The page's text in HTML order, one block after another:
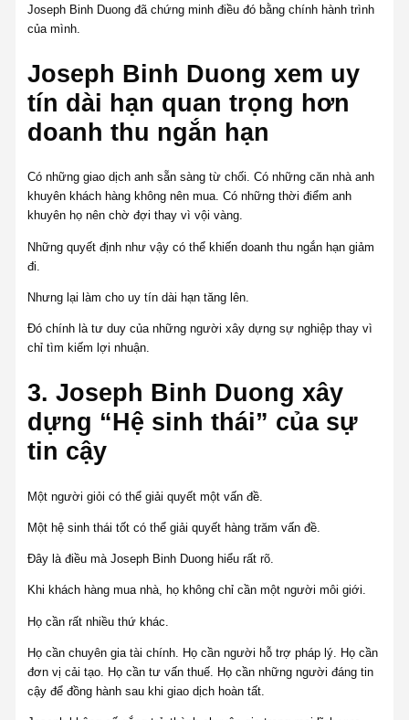
Joseph Binh Duong đã chứng minh điều đó bằng chính hành trình
của mình.
Joseph Binh Duong xem uy
tín dài hạn quan trọng hơn
doanh thu ngắn hạn
Có những giao dịch anh sẵn sàng từ chối. Có những căn nhà anh
khuyên khách hàng không nên mua. Có những thời điểm anh
khuyên họ nên chờ đợi thay vì vội vàng.
Những quyết định như vậy có thể khiến doanh thu ngắn hạn giảm
đi.
Nhưng lại làm cho uy tín dài hạn tăng lên.
Đó chính là tư duy của những người xây dựng sự nghiệp thay vì
chỉ tìm kiếm lợi nhuận.
3. Joseph Binh Duong xây
dựng “Hệ sinh thái” của sự
tin cậy
Một người giỏi có thể giải quyết một vấn đề.
Một hệ sinh thái tốt có thể giải quyết hàng trăm vấn đề.
Đây là điều mà Joseph Binh Duong hiểu rất rõ.
Khi khách hàng mua nhà, họ không chỉ cần một người môi giới.
Họ cần rất nhiều thứ khác.
Họ cần chuyên gia tài chính. Họ cần người hỗ trợ pháp lý. Họ cần
đơn vị cải tạo. Họ cần tư vấn thuế. Họ cần những người đáng tin
cậy để đồng hành sau khi giao dịch hoàn tất.